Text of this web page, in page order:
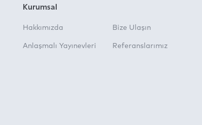
Kurumsal
Hakkımızda
Anlaşmalı Yayınevleri
Bize Ulaşın
Referanslarımız